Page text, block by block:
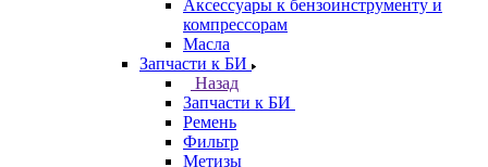
Аксессуары к бензоинструменту и
компрессорам
Масла
Запчасти к БИ
Назад
Запчасти к БИ
Ремень
Фильтр
Метизы